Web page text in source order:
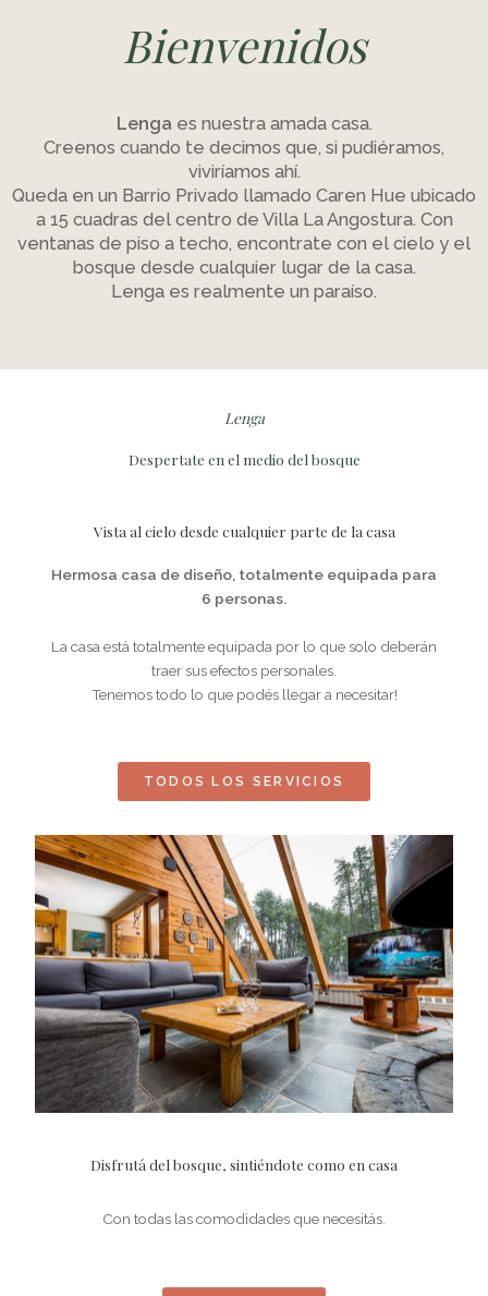
Bienvenidos
Lenga es nuestra amada casa.
Creenos cuando te decimos que, si pudiéramos,
viviríamos ahí.
Queda en un Barrio Privado llamado Caren Hue ubicado
a 15 cuadras del centro de Villa La Angostura. Con
ventanas de piso a techo, encontrate con el cielo y el
bosque desde cualquier lugar de la casa.
Lenga es realmente un paraíso.
Lenga
Despertate en el medio del bosque
Vista al cielo desde cualquier parte de la casa
Hermosa casa de diseño, totalmente equipada para
6 personas.
La casa está totalmente equipada por lo que solo deberán
traer sus efectos personales.
Tenemos todo lo que podés llegar a necesitar!
TODOS LOS SERVICIOS
Disfrutá del bosque, sintiéndote como en casa
Con todas las comodidades que necesitás.